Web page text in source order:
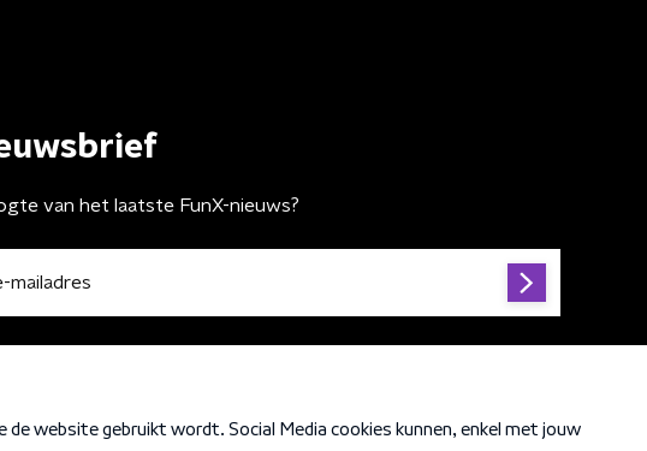
van het laatste FunX-nieuws?